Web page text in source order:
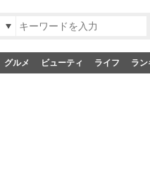
グルメ ビューティ ライフ ラン